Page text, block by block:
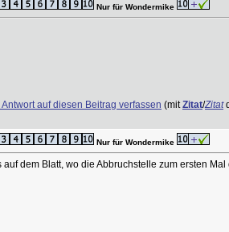
Nur für Wondermike
Antwort auf diesen Beitrag verfassen (mitZitat/Zitat
Nur für Wondermike
dem Blatt, wo die Abbruchstelle zum ersten